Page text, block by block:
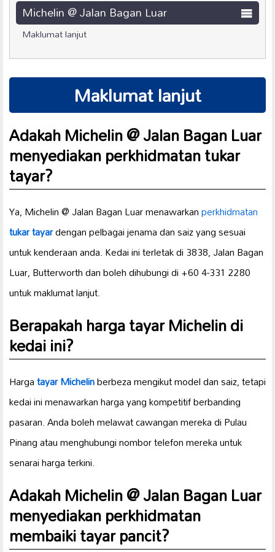
Michelin @ Jalan Bagan Luar
Maklumat lanjut
Maklumat lanjut
Adakah Michelin @ Jalan Bagan Luar
menyediakan perkhidmatantukar
tayar?
Ya, Michelin @ Jalan Bagan Luar menawarkanperkhidmatan
tukar tayardengan pelbagai jenama dan saiz yang sesuai
untuk kenderaan anda. Kedai ini terletak di 3838, Jalan Bagan
Luar, Butterworth dan boleh dihubungi di +60 4-331 2280
untuk maklumat lanjut.
Berapakah hargatayar Michelindi
kedai ini?
Hargatayar Michelinberbeza mengikut model dan saiz, tetapi
kedai ini menawarkan harga yang kompetitif berbanding
pasaran. Anda boleh melawat cawangan mereka di Pulau
Pinang atau menghubungi nombor telefon mereka untuk
senarai harga terkini.
Adakah Michelin @ Jalan Bagan Luar
menyediakanperkhidmatan
membaiki tayar pancit?